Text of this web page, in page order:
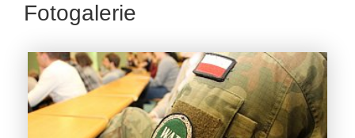
Fotogalerie